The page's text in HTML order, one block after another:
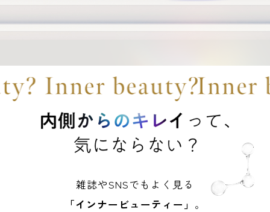
雑誌やSNSでもよく見る
「インナービューティー」 。